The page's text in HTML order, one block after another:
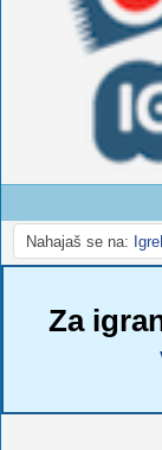
Nahajaš se na:
Za